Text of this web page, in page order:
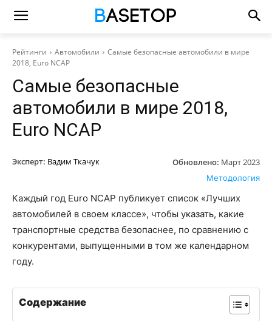
Рейтинги Автомобили
Самые безопасные автомобили в мире
2018, Euro NCAP
Самые безопасные
автомобили в мире 2018,
Euro NCAP
Эксперт: Вадим Ткачук Обновлено: Март 2023
Методология
Каждый год Euro NCAP публикует список «Лучших
автомобилей в своем классе», чтобы указать, какие
транспортные средства безопаснее, по сравнению с
конкурентами, выпущенными в том же календарном
году.
Содержание